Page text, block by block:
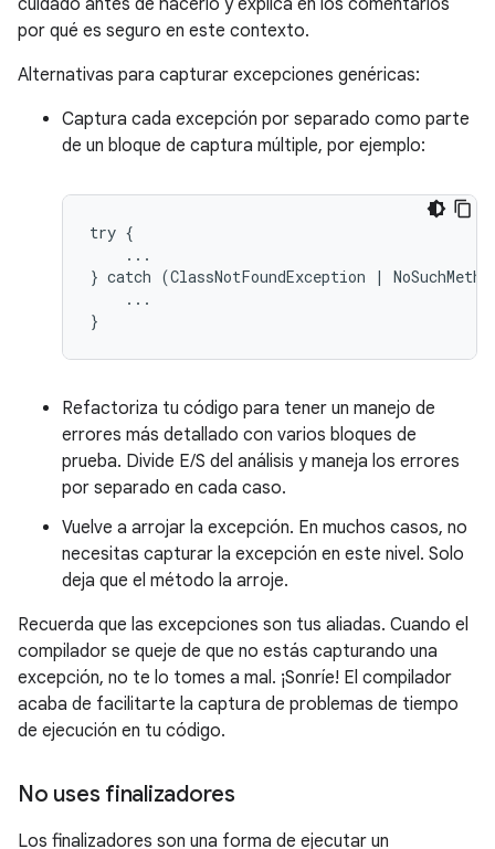
cuidado antes de hacerlo y explica en los comentarios
por qué es seguro en este contexto.
Alternativas para capturar excepciones genéricas:
Captura cada excepción por separado como parte
de un bloque de captura múltiple, por ejemplo:
try {
    ...
} catch (ClassNotFoundException |
    ...
}
Refactoriza tu código para tener un manejo de
errores más detallado con varios bloques de
prueba. Divide E/S del análisis y maneja los errores
por separado en cada caso.
Vuelve a arrojar la excepción. En muchos casos, no
necesitas capturar la excepción en este nivel. Solo
deja que el método la arroje.
Recuerda que las excepciones son tus aliadas. Cuando el
compilador se queje de que no estás capturando una
excepción, no te lo tomes a mal. ¡Sonríe! El compilador
acaba de facilitarte la captura de problemas de tiempo
de ejecución en tu código.
No uses finalizadores
Los finalizadores son una forma de ejecutar un